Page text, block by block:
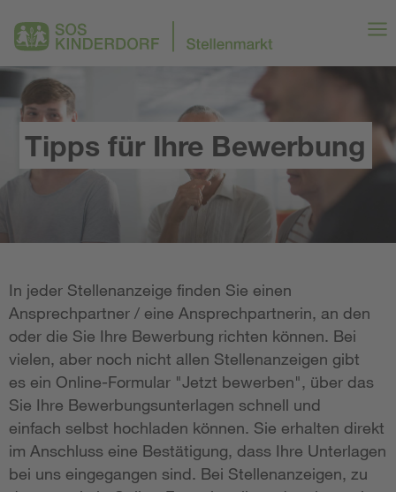
Tipps für Ihre Bewerbung
In jeder Stellenanzeige finden Sie einen
Ansprechpartner / eine Ansprechpartnerin, an den
oder die Sie Ihre Bewerbung richten können. Bei
vielen, aber noch nicht allen Stellenanzeigen gibt
es ein Online-Formular "Jetzt bewerben", über das
Sie Ihre Bewerbungsunterlagen schnell und
einfach selbst hochladen können. Sie erhalten direkt
im Anschluss eine Bestätigung, dass Ihre Unterlagen
bei uns eingegangen sind. Bei Stellenanzeigen, zu